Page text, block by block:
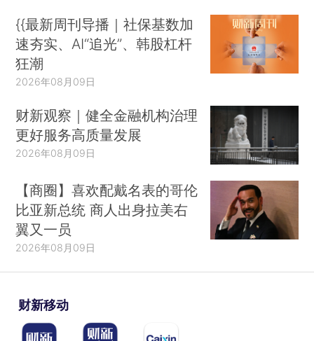
{{最新周刊导播｜社保基数加
速夯实、AI“追光”、韩股杠杆
狂潮
2026年08月09日
财新观察｜健全金融机构治理
更好服务高质量发展
2026年08月09日
【商圈】喜欢配戴名表的哥伦
比亚新总统 商人出身拉美右
翼又一员
2026年08月09日
财新移动